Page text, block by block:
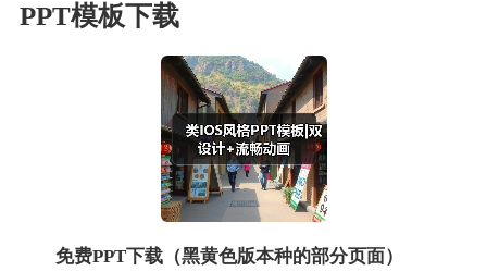
PPT模板下载
免费PPT下载（黑黄色版本种的部分页面）